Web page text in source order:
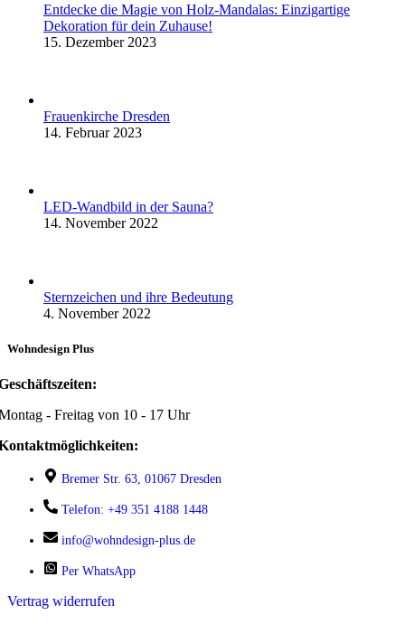
Entdecke die Magie von Holz-Mandalas: Einzigartige
Dekoration für dein Zuhause!
15. Dezember 2023
Frauenkirche Dresden
14. Februar 2023
LED-Wandbild in der Sauna?
14. November 2022
Sternzeichen und ihre Bedeutung
4. November 2022
Wohndesign Plus
- Freitag von 10 - 17 Uhr
Bremer Str. 63, 01067 Dresden
Telefon: +49 351 4188 1448
info@wohndesign-plus.de
Per WhatsApp
Vertrag widerrufen